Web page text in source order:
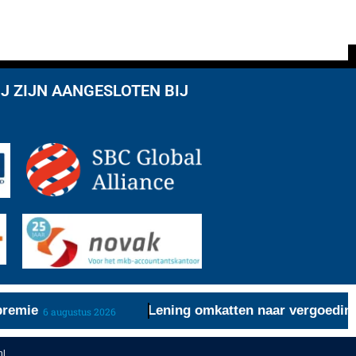
ZIJN AANGESLOTEN BIJ
6 augustus 2026 Lening omkatten naar vergoeding